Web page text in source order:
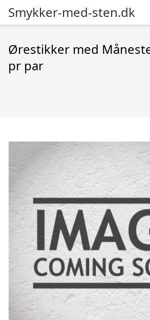
Smykker-med-sten.dk
Ørestikker med
pr par